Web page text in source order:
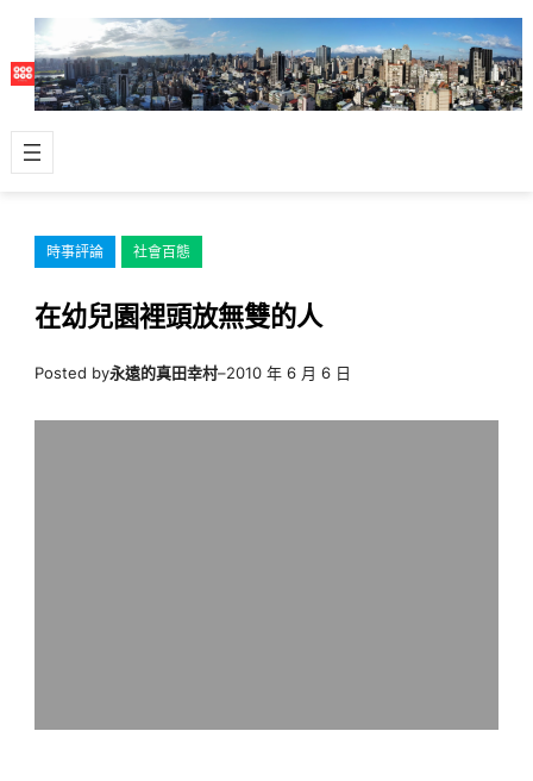
主
容
時事評論 社會百態
在幼兒園裡頭放無雙的人
Posted by永遠的真田幸村–2010 年 6 月 6 日